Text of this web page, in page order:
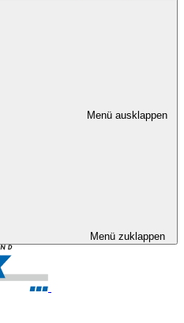
Menü ausklappen
Menü zuklappen